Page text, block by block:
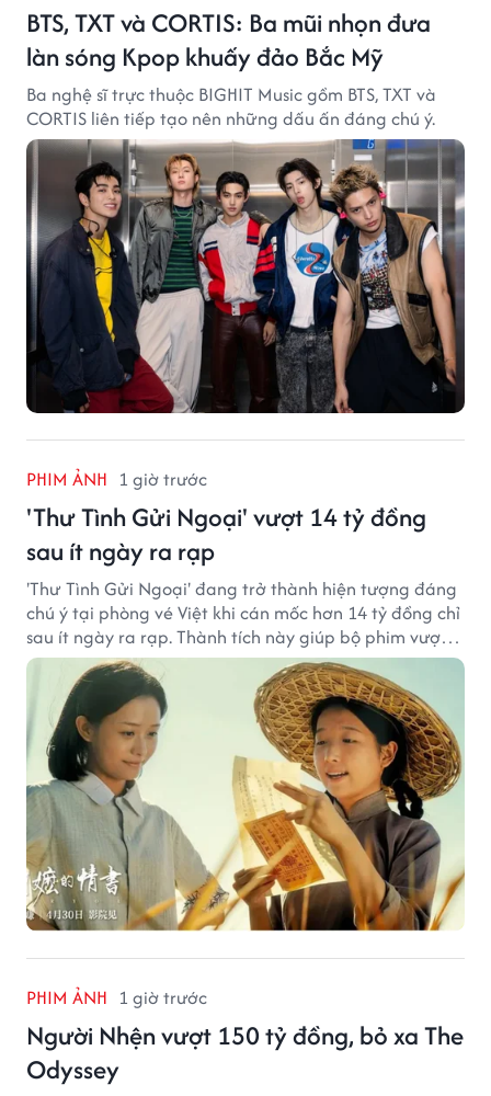
BTS, TXT và CORTIS: Ba mũi nhọn đưa
làn sóng Kpop khuấy đảo Bắc Mỹ
Ba nghệ sĩ trực thuộc BIGHIT Music gồm BTS, TXT và
CORTIS liên tiếp tạo nên những dấu ấn đáng chú ý.
PHIM ẢNH 1 giờ trước
'Thư Tình Gửi Ngoại' vượt 14 tỷ đồng
sau ít ngày ra rạp
'Thư Tình Gửi Ngoại' đang trở thành hiện tượng đáng
chú ý tại phòng vé Việt khi cán mốc hơn 14 tỷ đồng chỉ
sau ít ngày ra rạp. Thành tích này giúp bộ phim vượt
kỳ vọng ban đầu và duy trì sức hút giữa cuộc cạnh
tranh của nhiều tác phẩm lớn.
PHIM ẢNH 1 giờ trước
Người Nhện vượt 150 tỷ đồng, bỏ xa The
Odyssey